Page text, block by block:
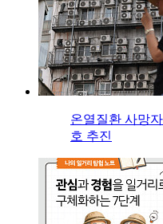
온열질환 사망
호 추진